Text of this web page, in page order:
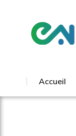
Accueil